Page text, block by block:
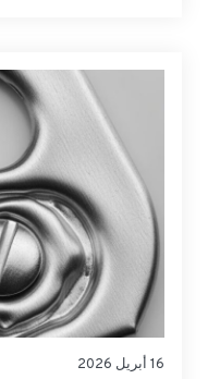
16 أبريل 2026